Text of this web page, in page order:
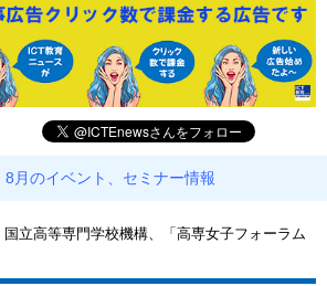
8月のイベント、セミナー情報
国立高等専門学校機構、「高専女子フォーラム